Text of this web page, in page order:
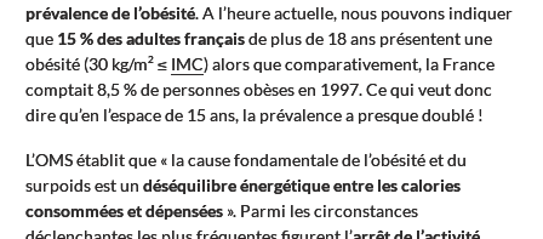
prévalence de l’obésité. A l’heure actuelle, nous pouvons indiquer
que 15 % des adultes françaisde plus de 18 ans présentent une
obésité (30 kg/m² ≤ IMC) alors que comparativement, la France
comptait 8,5 % de personnes obèses en 1997. Ce qui veut donc
dire qu’en l’espace de 15 ans, la prévalence a presque doublé !
L’OMS établit que « la cause fondamentale de l’obésité et du
surpoids est un déséquilibre énergétique entre les calories
consommées et dépensées ». Parmi les circonstances